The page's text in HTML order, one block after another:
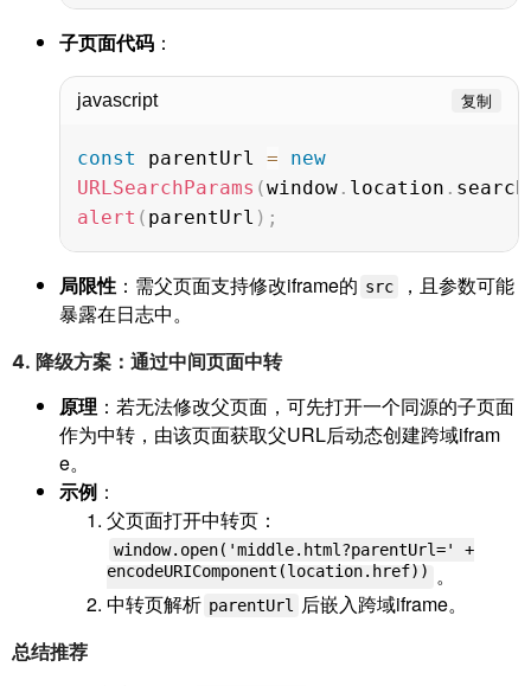
子页面代码 ：
javascript 复制
const parentUrl =
new
URLSearchParams (window . location . search
alert ( parentUrl ) ;
局限性 ：需父页面支持修改iframe的 src
，且参数可能
暴露在日志中。
4. 降级方案：通过中间页面中转
原理 ：若无法修改父页面，可先打开一个同源的子页面
作为中转，由该页面获取父URL后动态创建跨域ifram
e。
示例 ：
父页面打开中转页：
window.open('middle.html?parentUrl=' +
encodeURIComponent(location.href)) 。
中转页解析 parentUrl 后嵌入跨域iframe。
总结推荐